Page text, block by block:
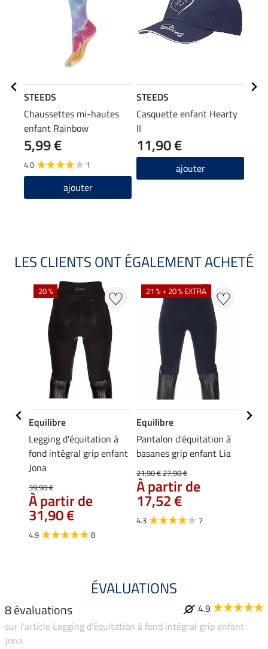
STEEDS
Chaussettes mi-hautes
enfant Rainbow
5,99 €
4.0 1
ajouter
STEEDS
Casquette enfant Hearty
II
11,90 €
ajouter
LES CLIENTS ONT ÉGALEMENT ACHETÉ
20 %
Equilibre
Legging d'équitation à
fond intégral grip enfant
Jona
39,90 €
À partir de
31,90 €
4.9 8
21 % + 20 % EXTRA
Equilibre
Pantalon d'équitation à
basanes grip enfant Lia
21,90 €27,90 €
À partir de
17,52 €
4.3 7
ÉVALUATIONS
8 évaluations
4.9
sur l'article Legging d'équitation à fond intégral grip enfant
Jona